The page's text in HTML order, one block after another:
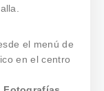
el menú de
en el centro